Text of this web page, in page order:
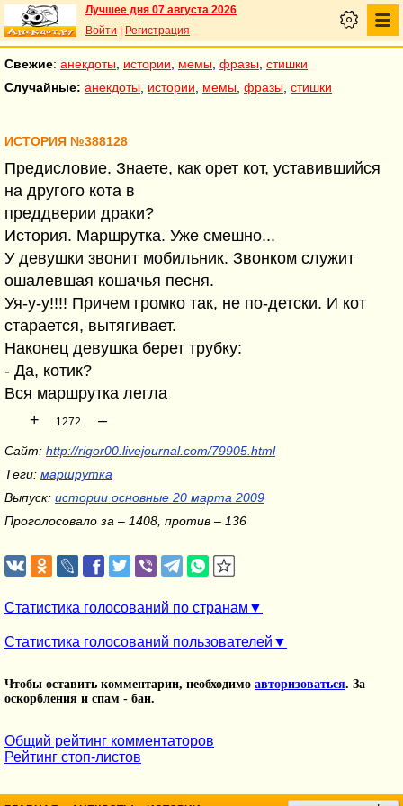
Лучшее дня 07 августа 2026
Войти
Регистрация
Свежие: анекдоты истории мемы фразы стишки
Случайные: анекдоты истории мемы фразы стишки
ИСТОРИЯ №388128
Предисловие. Знаете, как орет кот, уставившийся
на другого кота в
преддверии драки?
История. Маршрутка. Уже смешно...
У девушки звонит мобильник. Звонком служит
ошалевшая кошачья песня.
Уя-у-у!!!! Причем громко так, не по-детски. И кот
старается, вытягивает.
Наконец девушка берет трубку:
- Да, котик?
Вся маршрутка легла
+
1272 –
Сайт: http://rigor00.livejournal.com/79905.html
Теги: маршрутка
Выпуск: истории основные 20 марта 2009
Проголосовало за – 1408, против – 136
Статистика голосований по странам
Статистика голосований пользователей
Чтобы оставить комментарии, необходимо авторизоваться. За
оскорбления и спам - бан.
Общий рейтинг комментаторов
Рейтинг стоп-листов